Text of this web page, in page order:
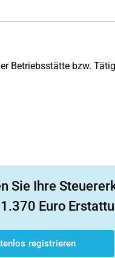
Betriebsstätte bzw.
Sie Ihre
Euro
registrieren